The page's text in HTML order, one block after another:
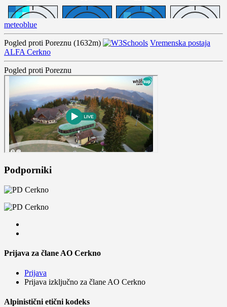
meteoblue
Pogled proti Poreznu (1632m)
Vremenska postaja
ALFA Cerkno
Pogled proti Poreznu
Podporniki
Prijava za člane AO Cerkno
Prijava
Prijava izključno za člane AO Cerkno
Alpinistični etični kodeks